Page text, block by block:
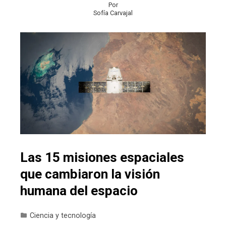
Por
Sofía Carvajal
Las 15 misiones espaciales
que cambiaron la visión
humana del espacio
Ciencia y tecnología